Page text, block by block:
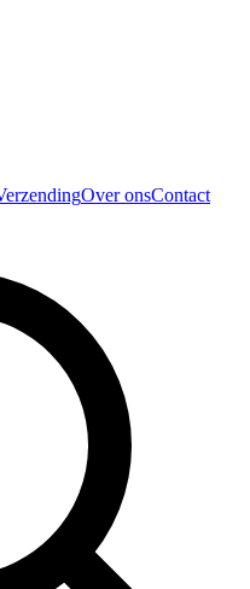
Over onsContact